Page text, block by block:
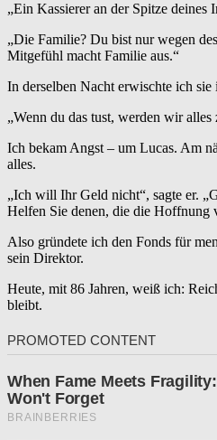
„Ein Kassierer an der Spitze deines
„Die Familie? Du bist nur wegen
Mitgefühl macht Familie aus.“
In derselben Nacht erwischte ich sie
„Wenn du das tust, werden wir alles
Ich bekam Angst – um Lucas. Am
alles.
„Ich will Ihr Geld nicht“, sagte er.
Helfen Sie denen, die die Hoffnung
Also gründete ich den Fonds für
sein Direktor.
Heute, mit 86 Jahren, weiß ich:
bleibt.